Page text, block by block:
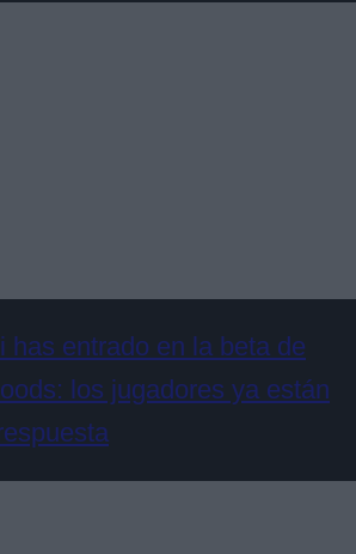
has entrado en la beta de
los jugadores ya están